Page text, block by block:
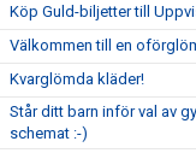
Köp Guld-biljetter till
Välkommen till en
Kvarglömda kläder!
Står ditt barn inför val av
schemat :-)